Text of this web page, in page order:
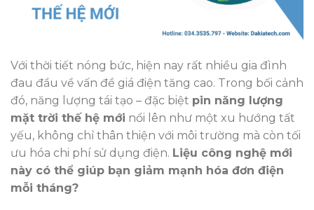
Với thời tiết nóng bức, hiện nay rất nhiều gia đình
đau đầu về vấn đề giá điện tăng cao. Trong bối cảnh
đó, năng lượng tái tạo – đặc biệt pin năng lượng
mặt trời thế hệ mới nổi lên như một xu hướng tất
yếu, không chỉ thân thiện với môi trường mà còn tối
ưu hóa chi phí sử dụng điện. Liệu công nghệ mới
này có thể giúp bạn giảm mạnh hóa đơn điện
mỗi tháng?